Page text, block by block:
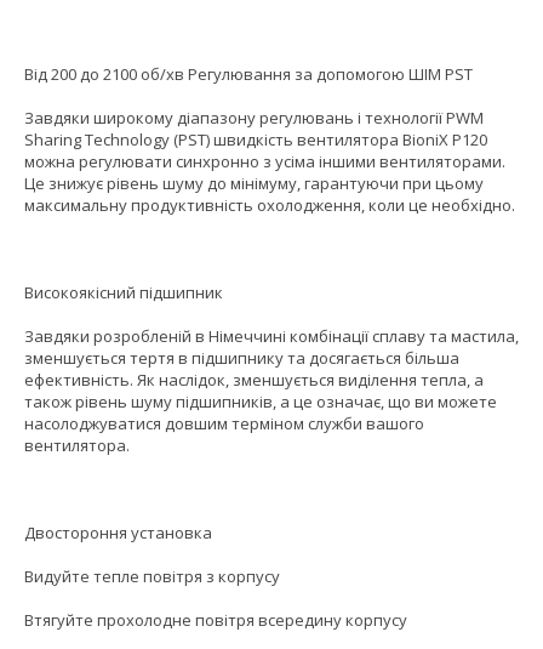
Від 200 до 2100 об/хв Регулювання за допомогою ШІМ PST
Завдяки широкому діапазону регулювань і технології PWM
Sharing Technology (PST) швидкість вентилятора BioniX P120
можна регулювати синхронно з усіма іншими вентиляторами.
Це знижує рівень шуму до мінімуму, гарантуючи при цьому
максимальну продуктивність охолодження, коли це необхідно.
Високоякісний підшипник
Завдяки розробленій в Німеччині комбінації сплаву та мастила,
зменшується тертя в підшипнику та досягається більша
ефективність. Як наслідок, зменшується виділення тепла, а
також рівень шуму підшипників, а це означає, що ви можете
насолоджуватися довшим терміном служби вашого
вентилятора.
Двостороння установка
Видуйте тепле повітря з корпусу
Втягуйте прохолодне повітря всередину корпусу